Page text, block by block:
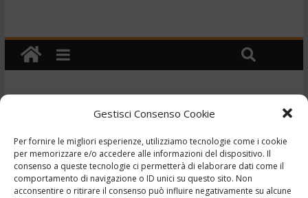
Gestisci Consenso Cookie
Per fornire le migliori esperienze, utilizziamo tecnologie come i cookie
per memorizzare e/o accedere alle informazioni del dispositivo. Il
consenso a queste tecnologie ci permetterà di elaborare dati come il
comportamento di navigazione o ID unici su questo sito. Non
acconsentire o ritirare il consenso può influire negativamente su alcune
TG – Auto a fuoco in
autostrada: esce e muore
investito. – 19-